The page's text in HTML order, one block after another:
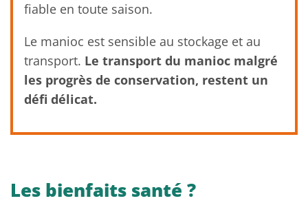
fiable en toute saison.
Le manioc est sensible au stockage et au
transport. Le transport du manioc malgré
les progrès de conservation, restent un
défi délicat.
Les bienfaits santé ?